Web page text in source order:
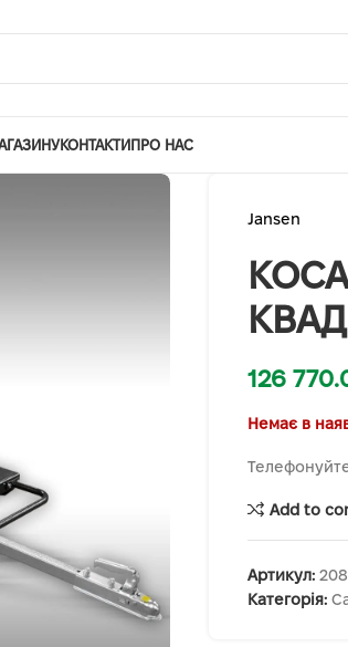
КОНТАКТИПРО НАС
Jansen
126
Немає в
Add to
Артикул:
Категорія: